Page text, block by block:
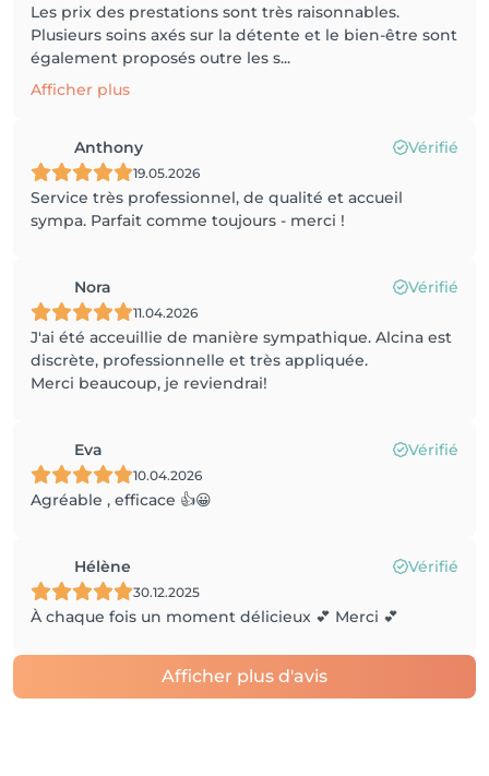
Les prix des prestations sont très raisonnables.
Plusieurs soins axés sur la détente et le bien-être sont
également proposés outre les s...
Afficher plus
Anthony Vérifié
19.05.2026
Service très professionnel, de qualité et accueil
sympa. Parfait comme toujours - merci !
Nora Vérifié
11.04.2026
J'ai été acceuillie de manière sympathique. Alcina est
discrète, professionnelle et très appliquée.
Merci beaucoup, je reviendrai!
Eva Vérifié
10.04.2026
Agréable , efficace 👍😀
Hélène Vérifié
30.12.2025
À chaque fois un moment délicieux 💕 Merci 💕
Afficher plus d'avis